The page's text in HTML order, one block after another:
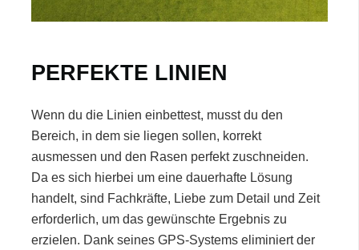
PERFEKTE LINIEN
Wenn du die Linien einbettest, musst du den
Bereich, in dem sie liegen sollen, korrekt
ausmessen und den Rasen perfekt zuschneiden.
Da es sich hierbei um eine dauerhafte Lösung
handelt, sind Fachkräfte, Liebe zum Detail und Zeit
erforderlich, um das gewünschte Ergebnis zu
erzielen. Dank seines GPS-Systems eliminiert der